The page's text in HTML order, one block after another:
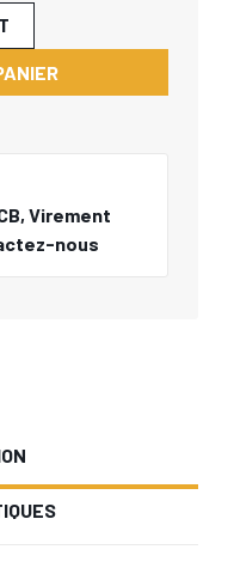
Virement
nous